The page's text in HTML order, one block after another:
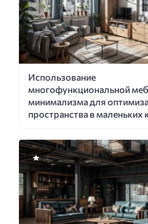
Использование
многофункциональной
минимализма для
пространства в маленьких